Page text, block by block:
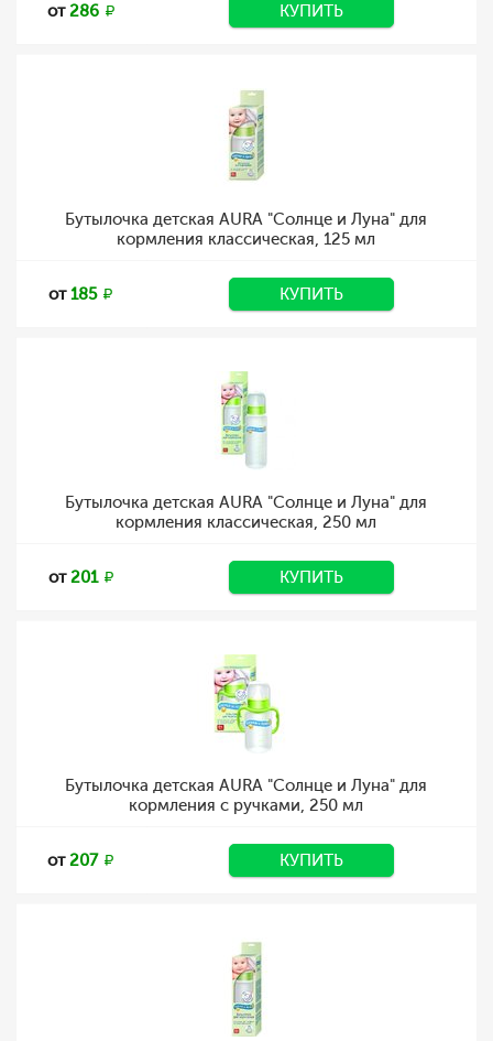
от286 КУПИТЬ
Бутылочка детская AURA "Солнце и Луна" для
кормления классическая, 125 мл
от185 КУПИТЬ
Бутылочка детская AURA "Солнце и Луна" для
кормления классическая, 250 мл
от201 КУПИТЬ
Бутылочка детская AURA "Солнце и Луна" для
кормления с ручками, 250 мл
от207 КУПИТЬ